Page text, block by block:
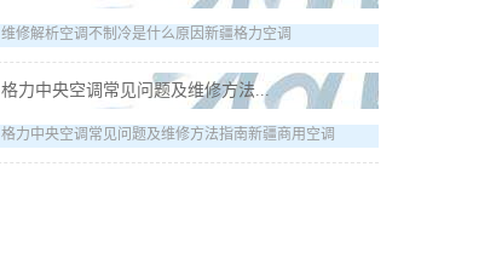
维修解析空调不制冷是什么原因新疆格力空调
格力中央空调常见问题及维修方法...
格力中央空调常见问题及维修方法指南新疆商用空调